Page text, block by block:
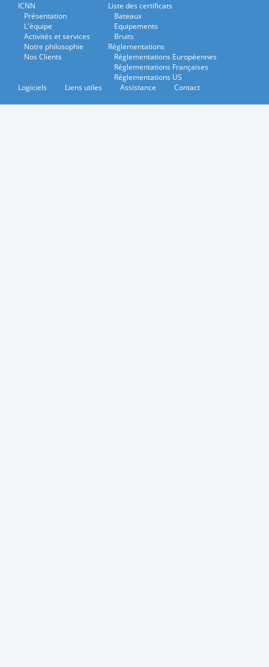
ICNN
Présentation
L'équipe
Activités et services
Notre philosophie
Nos Clients
Liste des certificats
Bateaux
Equipements
Bruits
Réglementations
Réglementations Européennes
Réglementations Françaises
Réglementations US
Logiciels
Liens utiles Assistance Contact